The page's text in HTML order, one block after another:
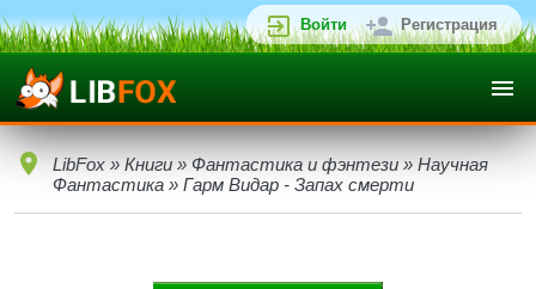
Войти Регистрация
LibFox » Книги » Фантастика и фэнтези » Научная
Фантастика » Гарм Видар - Запах смерти